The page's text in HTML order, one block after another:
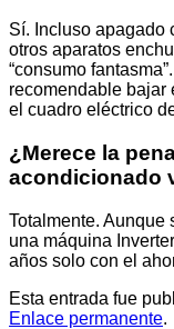
Sí. Incluso apagado
otros aparatos
“consumo
recomendable bajar
el cuadro eléctrico
¿Merece la
acondicionado
Totalmente.
una máquina
años solo con el
Esta entrada fue
Enlace permanente.